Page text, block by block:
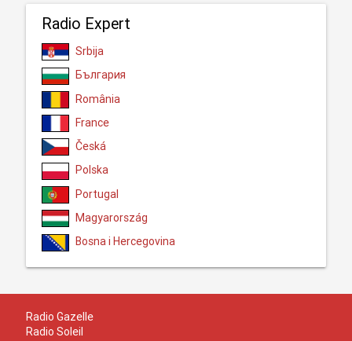
Radio Expert
Srbija
България
România
France
Česká
Polska
Portugal
Magyarország
Bosna i Hercegovina
Radio Gazelle
Radio Soleil